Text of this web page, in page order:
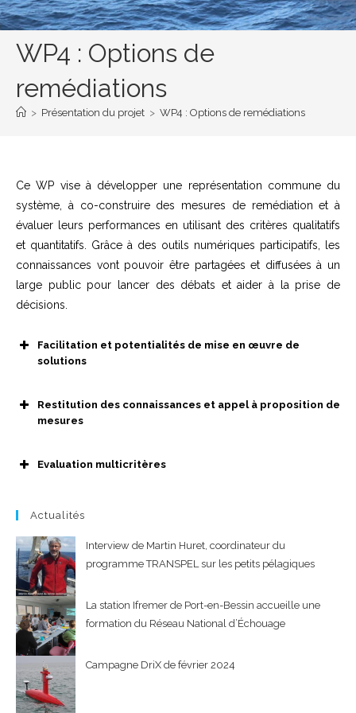
WP4 : Options de
remédiations
> Présentation du projet > WP4 : Options de remédiations
Ce WP vise à développer une représentation commune du
système, à co-construire des mesures de remédiation et à
évaluer leurs performances en utilisant des critères qualitatifs
et quantitatifs. Grâce à des outils numériques participatifs, les
connaissances vont pouvoir être partagées et diffusées à un
large public pour lancer des débats et aider à la prise de
décisions.
Facilitation et potentialités de mise en œuvre de
solutions
Restitution des connaissances et appel à proposition de
mesures
Evaluation multicritères
Actualités
Interview de Martin Huret, coordinateur du
programme TRANSPEL sur les petits pélagiques
La station Ifremer de Port-en-Bessin accueille une
formation du Réseau National d’Échouage
Campagne DriX de février 2024